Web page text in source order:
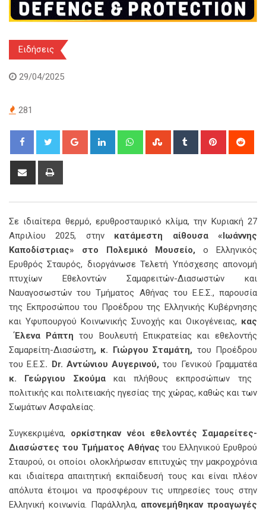
Ειδήσεις
29/04/2025
281
Google+ LinkedIn WhatsappStumbleUpon
Tumblr Pinterest
Share
Σε ιδιαίτερα θερμό, ερυθροσταυρικό κλίμα, την Κυριακή 27
Απριλίου 2025, στηνκατάμεστη αίθουσα «Ιωάννης
Καποδίστριας» στο Πολεμικό Μουσείο,ο Ελληνικός
Ερυθρός Σταυρός, διοργάνωσε Τελετή Υπόσχεσης απονομή
πτυχίων Εθελοντών Σαμαρειτών-Διασωστών και
Ναυαγοσωστών του Τμήματος Αθήνας του Ε.Ε.Σ., παρουσία
της Εκπροσώπου του Προέδρου της Ελληνικής Κυβέρνησης
και Υφυπουργού Κοινωνικής Συνοχής και Οικογένειας, κας
Έλενα Ράπτη του Βουλευτή Επικρατείας και εθελοντής
Σαμαρείτη-Διασώστη, κ. Γιώργου Σταμάτη, του Προέδρου
του Ε.Ε.Σ. Dr. Αντώνιου Αυγερινού,του Γενικού Γραμματέα
κ. Γεώργιου Σκούμα και πλήθους εκπροσώπων της
πολιτικής και πολιτειακής ηγεσίας της χώρας, καθώς και των
Σωμάτων Ασφαλείας.
Συγκεκριμένα, ορκίστηκαν νέοι εθελοντές Σαμαρείτες-
Διασώστες του Τμήματος Αθήνας του Ελληνικού Ερυθρού
Σταυρού, οι οποίοι ολοκλήρωσαν επιτυχώς την μακροχρόνια
και ιδιαίτερα απαιτητική εκπαίδευσή τους και είναι πλέον
απόλυτα έτοιμοι να προσφέρουν τις υπηρεσίες τους στην
Ελληνική κοινωνία. Παράλληλα, απονεμήθηκαν προαγωγές